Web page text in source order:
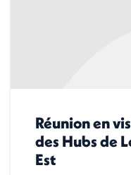
Réunion en
des Hubs de
Est